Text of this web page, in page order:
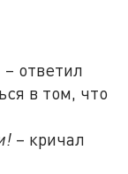
– ответил
в том, что
– кричал